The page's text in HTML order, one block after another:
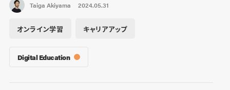
Taiga Akiyama 2024.05.31
オンライン学習 キャリアアップ
Digital Education